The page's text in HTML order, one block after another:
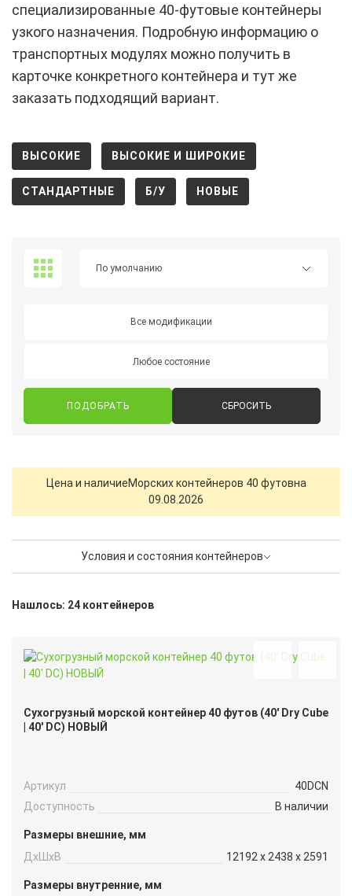
специализированные 40-футовые контейнеры
узкого назначения. Подробную информацию о
транспортных модулях можно получить в
карточке конкретного контейнера и тут же
заказать подходящий вариант.
ВЫСОКИЕ ВЫСОКИЕ И ШИРОКИЕ
СТАНДАРТНЫЕ Б/У НОВЫЕ
Все модификации
Любое состояние
СБРОСИТЬ
Цена и наличиеМорских контейнеров 40 футовна
09.08.2026
Условия и состояния контейнеров
Нашлось: 24 контейнеров
Сухогрузный морской контейнер 40 футов (40′ Dry Cube
| 40′ DC) НОВЫЙ
Артикул
40DCN
Доступность
В наличии
Размеры внешние, мм
ДxШxВ
12192 x 2438 x 2591
Размеры внутренние, мм